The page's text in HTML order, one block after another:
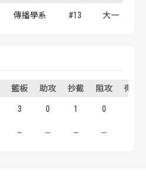
傳播學系 #13 大一
籃板 助攻 抄截 阻攻 得分
3 0 1 0
-- -- -- --